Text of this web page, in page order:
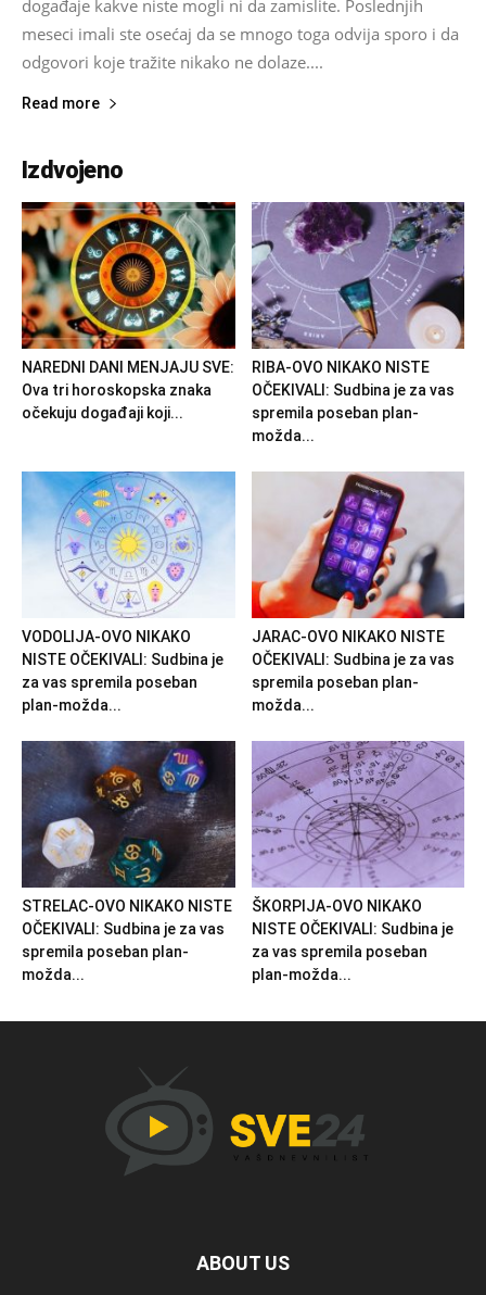
događaje kakve niste mogli ni da zamislite. Poslednjih
meseci imali ste osećaj da se mnogo toga odvija sporo i da
odgovori koje tražite nikako ne dolaze....
Read more
Izdvojeno
NAREDNI DANI MENJAJU SVE:
Ova tri horoskopska znaka
očekuju događaji koji...
RIBA-OVO NIKAKO NISTE
OČEKIVALI: Sudbina je za vas
spremila poseban plan-
možda...
VODOLIJA-OVO NIKAKO
NISTE OČEKIVALI: Sudbina je
za vas spremila poseban
plan-možda...
JARAC-OVO NIKAKO NISTE
OČEKIVALI: Sudbina je za vas
spremila poseban plan-
možda...
STRELAC-OVO NIKAKO NISTE
OČEKIVALI: Sudbina je za vas
spremila poseban plan-
možda...
ŠKORPIJA-OVO NIKAKO
NISTE OČEKIVALI: Sudbina je
za vas spremila poseban
plan-možda...
ABOUT US